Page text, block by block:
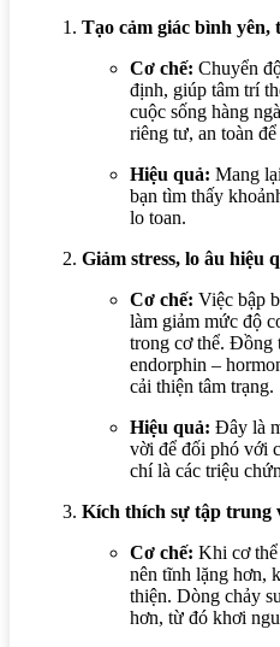
Tạo cảm giác bình yên,
Cơ chế: Chuyển
định, giúp tâm trí
cuộc sống hàng
riêng tư, an toàn
Hiệu quả: Mang
bạn tìm thấy
lo toan.
Giảm stress, lo âu hiệu
Cơ chế: Việc bập
làm giảm mức độ
trong cơ thể. Đồng
endorphin –
cải thiện tâm trạng.
Hiệu quả: Đây là
vời để đối phó với
chí là các triệu
Kích thích sự tập trung
Cơ chế: Khi cơ
nên tĩnh lặng hơn,
thiện. Dòng chảy
hơn, từ đó khơi